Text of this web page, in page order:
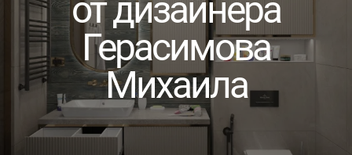
от дизайнера
Герасимова
Михаила